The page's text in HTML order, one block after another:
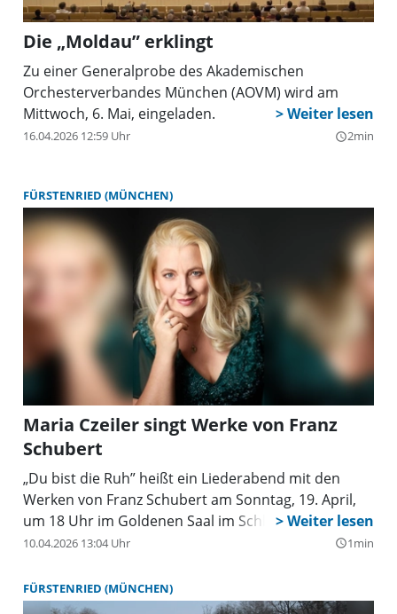
Die „Moldau” erklingt
Zu einer Generalprobe des Akademischen
Orchesterverbandes München (AOVM) wird am
Mittwoch, 6. Mai, eingeladen.
16.04.2026 12:59 Uhr query_builder2min
FÜRSTENRIED (MÜNCHEN)
Maria Czeiler singt Werke von Franz
Schubert
„Du bist die Ruh” heißt ein Liederabend mit den
Werken von Franz Schubert am Sonntag, 19. April,
um 18 Uhr im Goldenen Saal im Schloss Fürstenried.
10.04.2026 13:04 Uhr query_builder1min
FÜRSTENRIED (MÜNCHEN)